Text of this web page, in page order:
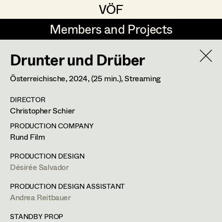
VÖF
VÖF
Members and Projects
Members and Projects
DE EN
Art Department
Costume Department
Retired Members
Honorary Members
Lena Isabella Deisenberger
Jasmin Engelhart
Anna Fritsch
Kerstin Maria Gatterbauer
Andrea Sommer
m +43 650 82 22 517,
Drunter und Drüber
Österreichische,2024, (25 min.), Streaming
DIRECTOR
Christopher Schier
PRODUCTION COMPANY
Rund Film
PRODUCTION DESIGN
Désirée Salvador
PRODUCTION DESIGN ASSISTANT
Andrea Reitbauer
STANDBY PROP